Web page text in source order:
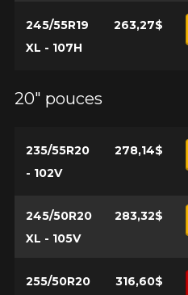
245/55R19
XL - 107H
263,27$
20" pouces
235/55R20
- 102V
278,14$
245/50R20
XL - 105V
283,32$
255/50R20
316,60$